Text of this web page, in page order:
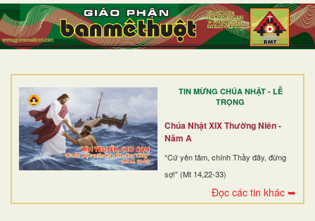
TIN MỪNG CHÚA NHẬT - LỄ
TRỌNG
Chúa Nhật XIX Thường Niên -
Năm A
“Cứ yên tâm, chính Thầy đây, đừng
sợ!” (Mt 14,22-33)
Đọc các tin khác ➥
TRANG NHẤT
GIỚI THIỆU
DÒNG TU
BAN MỤC VỤ
ĐOÀN THỂ CG
ĐIỂM HÀNH HƯƠNG